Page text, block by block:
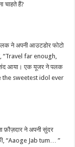
चाहते हैं?
ने अपनी आउटडोर फोटो
“Travel far enough,
आया। एक यूजर ने पलक
the sweetest idol ever
फ़ौज़दार ने अपनी सुंदर
“Aaoge Jab tum… ”